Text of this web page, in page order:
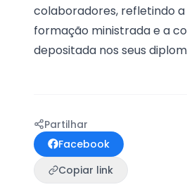
colaboradores, refletindo a
formação ministrada e a
depositada nos seus
Partilhar
Facebook
Copiar link